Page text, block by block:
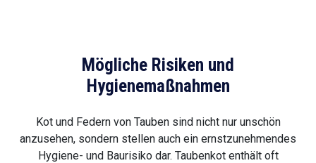
Mögliche Risiken und
Hygienemaßnahmen
Kot und Federn von Tauben sind nicht nur unschön
anzusehen, sondern stellen auch ein ernstzunehmendes
Hygiene- und Baurisiko dar. Taubenkot enthält oft